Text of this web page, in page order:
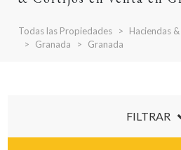
Todas las Propiedades Haciendas
Granada
Granada